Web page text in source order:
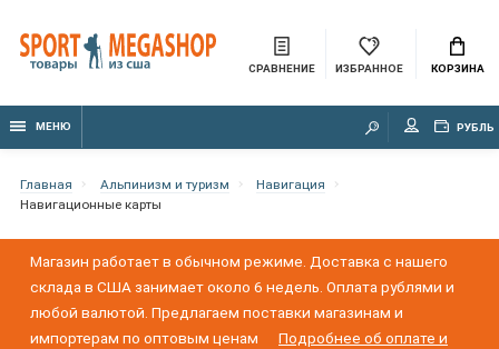
СРАВНЕНИЕ ИЗБРАННОЕ КОРЗИНА
МЕНЮ РУБЛЬ
Главная Альпинизм и туризм
Навигация
Навигационные карты
Магазин работает в обычном режиме. Доставка с нашего
склада в США занимает около 6 недель. Оплата рублями и
любой валютой. Предлагаем поставки магазинам и
импортерам по оптовым ценам
Подробнее об оплате и